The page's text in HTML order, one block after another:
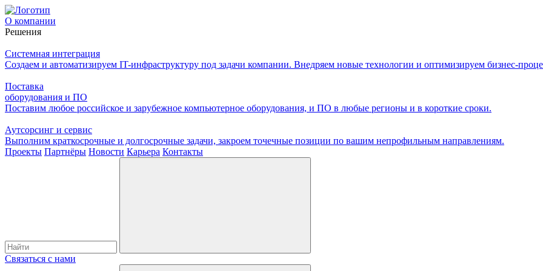
О компании
Решения
Системная интеграция
Создаем и автоматизируем IT-инфраструктуру под задачи компании. Внедряем новые технологии и оптимизируем бизнес-
Поставка
оборудования и ПО
Поставим любое российское и зарубежное компьютерное оборудования, и ПО в любые регионы и в короткие сроки.
Аутсорсинг и сервис
Выполним краткосрочные и долгосрочные задачи, закроем точечные позиции по вашим непрофильным направлениям.
Проекты Партнёры Новости Карьера Контакты
Связаться с нами